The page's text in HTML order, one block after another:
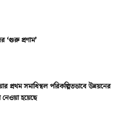
‘গুরু প্রণাম’
প্রথম সমাধিস্থল পরিকল্পিতভাবে উন্নয়নের
নেওয়া হয়েছে